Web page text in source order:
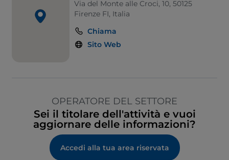
Via del Monte alle Croci, 10, 50125
Firenze FI, Italia
Chiama
Sito Web
OPERATORE DEL SETTORE
Sei il titolare dell'attività e vuoi
aggiornare delle informazioni?
Accedi alla tua area riservata